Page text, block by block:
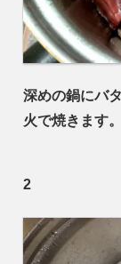
深めの鍋にバ
火で焼きます。
2